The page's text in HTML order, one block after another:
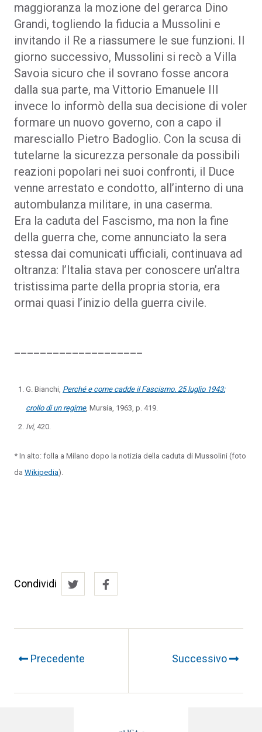
maggioranza la mozione del gerarca Dino
Grandi, togliendo la fiducia a Mussolini e
invitando il Re a riassumere le sue funzioni. Il
giorno successivo, Mussolini si recò a Villa
Savoia sicuro che il sovrano fosse ancora
dalla sua parte, ma Vittorio Emanuele III
invece lo informò della sua decisione di voler
formare un nuovo governo, con a capo il
maresciallo Pietro Badoglio. Con la scusa di
tutelarne la sicurezza personale da possibili
reazioni popolari nei suoi confronti, il Duce
venne arrestato e condotto, all’interno di una
autombulanza militare, in una caserma.
Era la caduta del Fascismo, ma non la fine
della guerra che, come annunciato la sera
stessa dai comunicati ufficiali, continuava ad
oltranza: l’Italia stava per conoscere un’altra
tristissima parte della propria storia, era
ormai quasi l’inizio della guerra civile.
G. Bianchi, Perché e come cadde il Fascismo. 25 luglio 1943:
crollo di un regime, Mursia, 1963, p. 419.
Ivi, 420.
* In alto: folla a Milano dopo la notizia della caduta di Mussolini (foto
da Wikipedia).
Condividi
Precedente Successivo